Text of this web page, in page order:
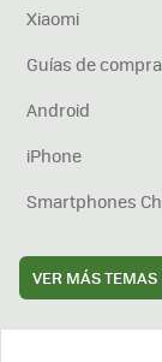
Xiaomi
Guías de compra
Android
iPhone
Smartphones
VER MÁS TEMAS